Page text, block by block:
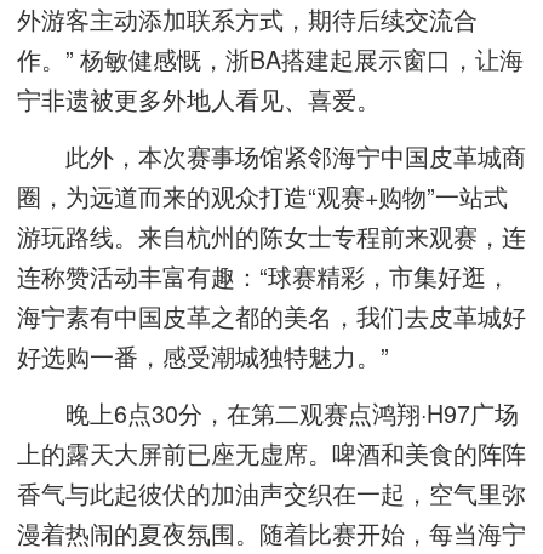
外游客主动添加联系方式，期待后续交流合
作。” 杨敏健感慨，浙BA搭建起展示窗口，让海
宁非遗被更多外地人看见、喜爱。
此外，本次赛事场馆紧邻海宁中国皮革城商
圈，为远道而来的观众打造“观赛+购物”一站式
游玩路线。来自杭州的陈女士专程前来观赛，连
连称赞活动丰富有趣：“球赛精彩，市集好逛，
海宁素有中国皮革之都的美名，我们去皮革城好
好选购一番，感受潮城独特魅力。”
晚上6点30分，在第二观赛点鸿翔·H97广场
上的露天大屏前已座无虚席。啤酒和美食的阵阵
香气与此起彼伏的加油声交织在一起，空气里弥
漫着热闹的夏夜氛围。随着比赛开始，每当海宁